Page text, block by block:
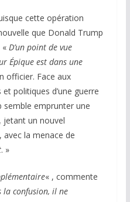
cette opération
que Donald Trump
D’un point de vue
Épique est dans une
officier. Face aux
politiques d’une guerre
semble emprunter une
jetant un nouvel
la menace de
. »
« , commente
la confusion, il ne